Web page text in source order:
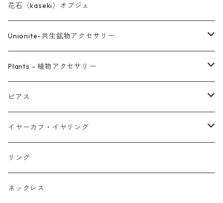
花石（kaseki）オブジェ
Unionite-共生鉱物アクセサリー
ピアス
ネックレス
イヤーカフ
イヤリング
Plants - 植物アクセサリー
ピアス
ネックレス
リング
ブレス
ピアス
スタッド・一粒
フック・ぶら下がり
フープ
イヤーカフ・イヤリング
原石イヤーカフ
植物イヤーカフ
リング
ネックレス